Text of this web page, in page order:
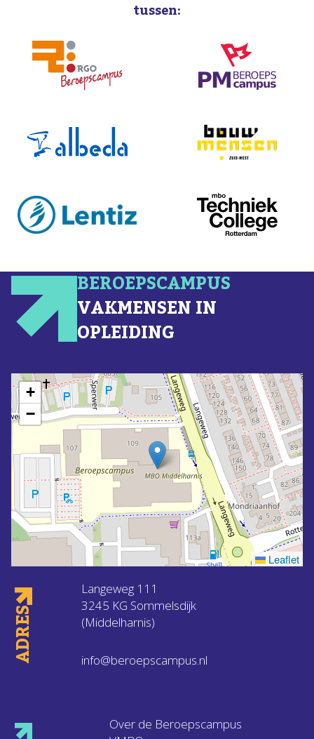
tussen:
BEROEPSCAMPUS
VAKMENSEN IN
OPLEIDING
+
−
Leaflet
ADRES
Langeweg 111
3245 KG Sommelsdijk
(Middelharnis)
info@beroepscampus.nl
Over de Beroepscampus